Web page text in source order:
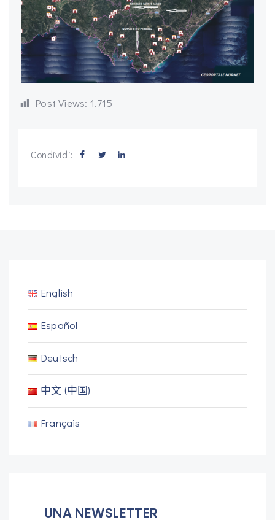
Post Views: 1.715
Condividi:
English
Español
Deutsch
中文 (中国)
Français
UNA NEWSLETTER